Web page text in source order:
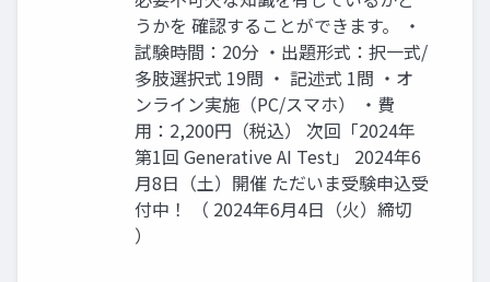
うかを 確認することができます。 ・
試験時間：20分 ・出題形式：択一式/
多肢選択式 19問 ・ 記述式 1問 ・オ
ンライン実施（PC/スマホ） ・費
用：2,200円（税込） 次回「2024年
第1回 Generative AI Test」 2024年6
月8日（土）開催 ただいま受験申込受
付中！ （ 2024年6月4日（火）締切
）